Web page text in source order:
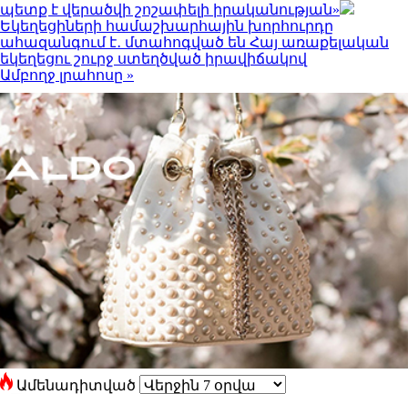
պետք է վերածվի շոշափելի իրականության»
Եկեղեցիների համաշխարհային խորհուրդը
ահազանգում է․ մտահոգված են Հայ առաքելական
եկեղեցու շուրջ ստեղծված իրավիճակով
Ամբողջ լրահոսը »
Ամենադիտված